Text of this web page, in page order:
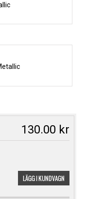
130.00 kr
LÄGG I KUNDVAGN